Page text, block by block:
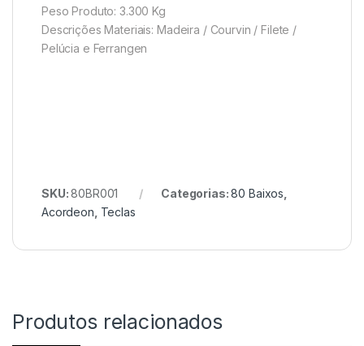
Peso Produto: 3.300 Kg
Descrições Materiais: Madeira / Courvin / Filete /
Pelúcia e Ferrangen
SKU:80BR001 Categorias:80 Baixos
Acordeon Teclas
Produtos relacionados